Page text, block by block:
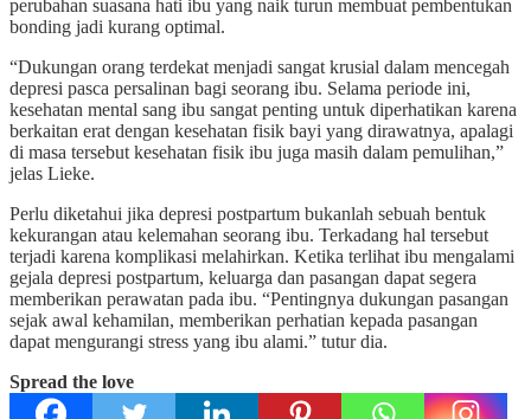
perubahan suasana hati ibu yang naik turun membuat pembentukan
bonding jadi kurang optimal.
“Dukungan orang terdekat menjadi sangat krusial dalam mencegah
depresi pasca persalinan bagi seorang ibu. Selama periode ini,
kesehatan mental sang ibu sangat penting untuk diperhatikan karena
berkaitan erat dengan kesehatan fisik bayi yang dirawatnya, apalagi
di masa tersebut kesehatan fisik ibu juga masih dalam pemulihan,”
jelas Lieke.
Perlu diketahui jika depresi postpartum bukanlah sebuah bentuk
kekurangan atau kelemahan seorang ibu. Terkadang hal tersebut
terjadi karena komplikasi melahirkan. Ketika terlihat ibu mengalami
gejala depresi postpartum, keluarga dan pasangan dapat segera
memberikan perawatan pada ibu. “Pentingnya dukungan pasangan
sejak awal kehamilan, memberikan perhatian kepada pasangan
dapat mengurangi stress yang ibu alami.” tutur dia.
Spread the love